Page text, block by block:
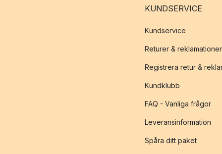
KUNDSERVICE
Kundservice
Returer & reklamationer
Registrera retur &
Kundklubb
FAQ - Vanliga frågor
Leveransinformation
Spåra ditt paket